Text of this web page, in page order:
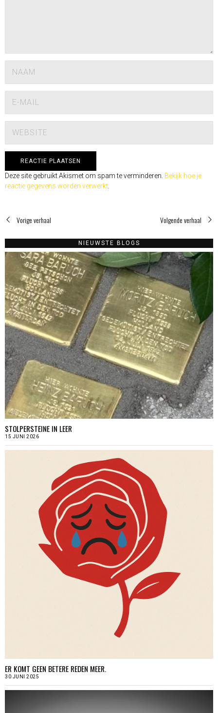
Deze site gebruikt Akismet om spam te verminderen. Bekijk hoe je
reactie gegevens worden verwerkt
Vorige verhaal Volgende verhaal
NIEUWSTE BLOGS
STOLPERSTEINE IN LEER
15 JUNI 2026
ER KOMT GEEN BETERE REDEN MEER.
30 JUNI 2025